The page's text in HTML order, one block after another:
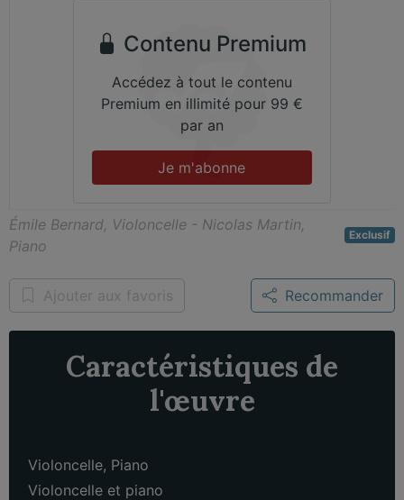
Contenu Premium
Accédez à tout le contenu
Premium en illimité pour 99 €
par an
Je m'abonne
Émile Bernard, Violoncelle - Nicolas Martin,
Piano
Exclusif
Ajouter aux favoris Recommander
Caractéristiques de
l'œuvre
Violoncelle, Piano
Violoncelle et piano